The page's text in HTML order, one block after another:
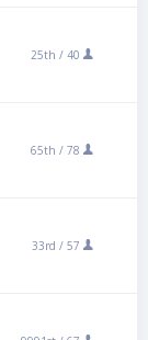
25th / 40
65th / 78
33rd / 57